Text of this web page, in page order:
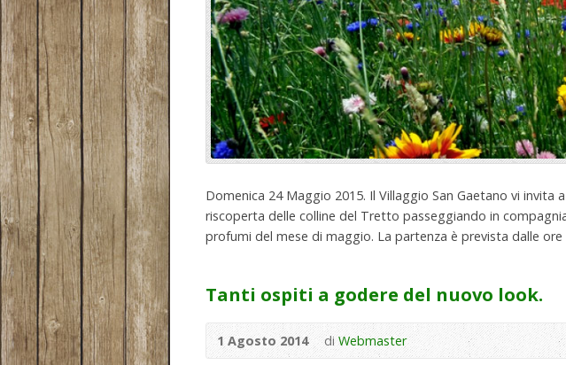
Domenica 24 Maggio 2015. Il Villaggio San Gaetano vi invita
riscoperta delle colline del Tretto passeggiando in
profumi del mese di maggio. La partenza è prevista dalle ore
Tanti ospiti a godere del nuovo look.
1 Agosto 2014 di Webmaster